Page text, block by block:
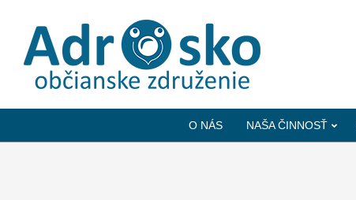
OBČIANSKE
O NÁS NAŠA ČINNOSŤ